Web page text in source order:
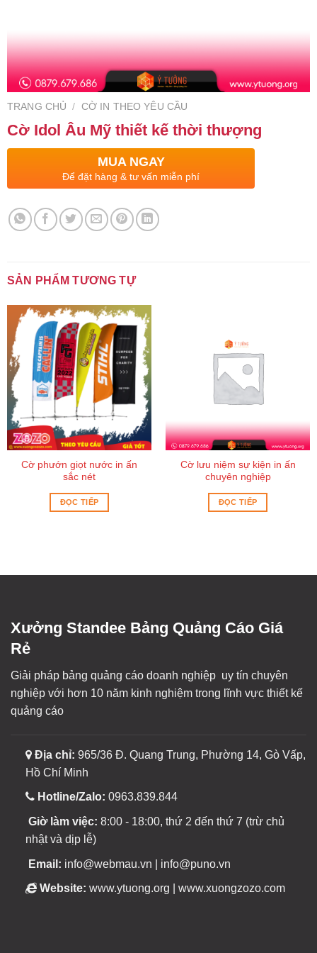
TRANG CHỦ / CỜ IN THEO YÊU CẦU
Cờ Idol Âu Mỹ thiết kế thời thượng
MUA NGAY
Để đặt hàng & tư vấn miễn phí
SẢN PHẨM TƯƠNG TỰ
Cờ phướn giọt nước in ấn
sắc nét
ĐỌC TIẾP
Cờ lưu niệm sự kiện in ấn
chuyên nghiệp
ĐỌC TIẾP
Xưởng Standee Bảng Quảng Cáo Giá
Rẻ
Giải pháp bảng quảng cáo doanh nghiệp uy tín chuyên
nghiệp với hơn 10 năm kinh nghiệm trong lĩnh vực thiết kế
quảng cáo
Địa chỉ: 965/36 Đ. Quang Trung, Phường 14, Gò Vấp,
Hồ Chí Minh
Hotline/Zalo: 0963.839.844
Giờ làm việc: 8:00 - 18:00, thứ 2 đến thứ 7 (trừ chủ
nhật và dịp lễ)
Email: info@webmau.vn | info@puno.vn
Website: www.ytuong.org | www.xuongzozo.com